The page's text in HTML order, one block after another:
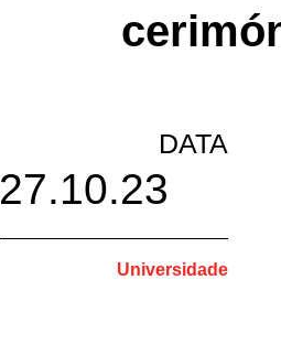
DATA
27.10.23
Universidade